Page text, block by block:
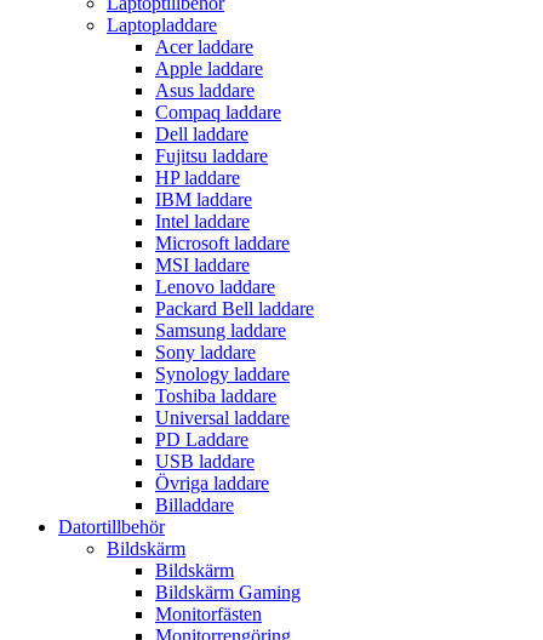
Laptopladdare
Acer laddare
Apple laddare
Asus laddare
Compaq laddare
Dell laddare
Fujitsu laddare
HP laddare
IBM laddare
Intel laddare
Microsoft laddare
MSI laddare
Lenovo laddare
Packard Bell laddare
Samsung laddare
Sony laddare
Synology laddare
Toshiba laddare
Universal laddare
PD Laddare
USB laddare
Övriga laddare
Billaddare
Datortillbehör
Bildskärm
Bildskärm
Bildskärm Gaming
Monitorfästen
Monitorrengöring